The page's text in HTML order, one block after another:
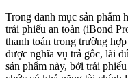
Trong danh mục sản phẩm
trái phiếu an toàn (iBond
thanh toán trong trường
được nghĩa vụ trả gốc, lãi
sản phẩm này, bởi trái